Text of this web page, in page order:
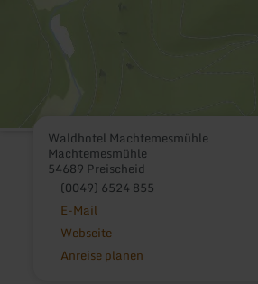
Waldhotel Machtemesmühle
Machtemesmühle
54689 Preischeid
(0049) 6524 855
E-Mail
Webseite
Anreise planen